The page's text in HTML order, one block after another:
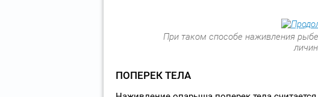
При таком способе наживления
ПОПЕРЕК ТЕЛА